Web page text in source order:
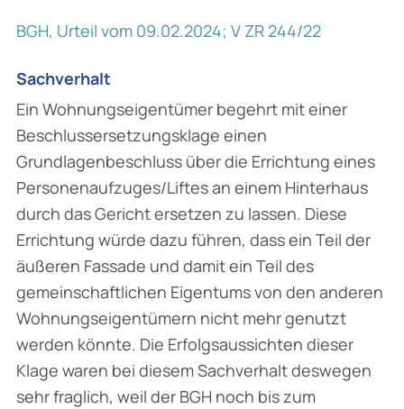
BGH, Urteil vom 09.02.2024; V ZR 244/22
Sachverhalt
Ein Wohnungseigentümer begehrt mit einer
Beschlussersetzungsklage einen
Grundlagenbeschluss über die Errichtung eines
Personenaufzuges/Liftes an einem Hinterhaus
durch das Gericht ersetzen zu lassen. Diese
Errichtung würde dazu führen, dass ein Teil der
äußeren Fassade und damit ein Teil des
gemeinschaftlichen Eigentums von den anderen
Wohnungseigentümern nicht mehr genutzt
werden könnte. Die Erfolgsaussichten dieser
Klage waren bei diesem Sachverhalt deswegen
sehr fraglich, weil der BGH noch bis zum